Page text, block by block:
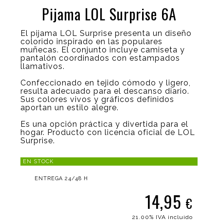
Pijama LOL Surprise 6A
El pijama LOL Surprise presenta un diseño
colorido inspirado en las populares
muñecas. El conjunto incluye camiseta y
pantalón coordinados con estampados
llamativos.
Confeccionado en tejido cómodo y ligero,
resulta adecuado para el descanso diario.
Sus colores vivos y gráficos definidos
aportan un estilo alegre.
Es una opción práctica y divertida para el
hogar. Producto con licencia oficial de LOL
Surprise.
EN STOCK
ENTREGA 24/48 H
14,95 €
21.00% IVA incluido